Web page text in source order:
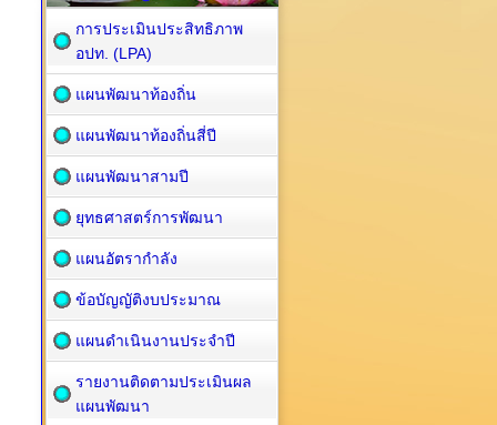
การประเมินประสิทธิภาพ
อปท. (LPA)
แผนพัฒนาท้องถิ่น
แผนพัฒนาท้องถิ่นสี่ปี
แผนพัฒนาสามปี
ยุทธศาสตร์การพัฒนา
แผนอัตรากำลัง
ข้อบัญญัติงบประมาณ
แผนดำเนินงานประจำปี
รายงานติดตามประเมินผล
แผนพัฒนา